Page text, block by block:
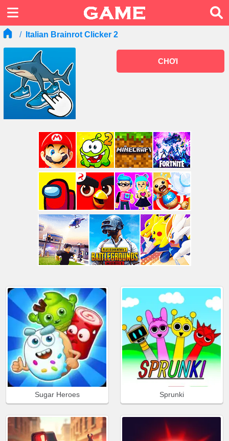
Italian Brainrot Clicker 2
CHƠI
Sugar Heroes Sprunki